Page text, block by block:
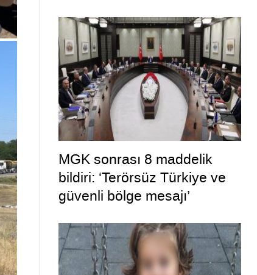
MGK sonrası 8 maddelik
bildiri: ‘Terörsüz Türkiye ve
güvenli bölge mesajı’